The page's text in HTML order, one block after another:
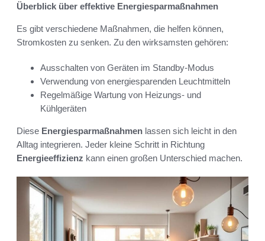
Überblick über effektive Energiesparmaßnahmen
Es gibt verschiedene Maßnahmen, die helfen können,
Stromkosten zu senken. Zu den wirksamsten gehören:
Ausschalten von Geräten im Standby-Modus
Verwendung von energiesparenden Leuchtmitteln
Regelmäßige Wartung von Heizungs- und
Kühlgeräten
Diese Energiesparmaßnahmen lassen sich leicht in den
Alltag integrieren. Jeder kleine Schritt in Richtung
Energieeffizienz kann einen großen Unterschied machen.